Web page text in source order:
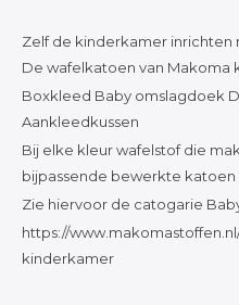
Zelf de kinderkamer inrichten
De wafelkatoen van Makoma
Boxkleed Baby omslagdoek
Aankleedkussen
Bij elke kleur wafelstof die
bijpassende bewerkte
Zie hiervoor de catogarie
https://
kinderkamer